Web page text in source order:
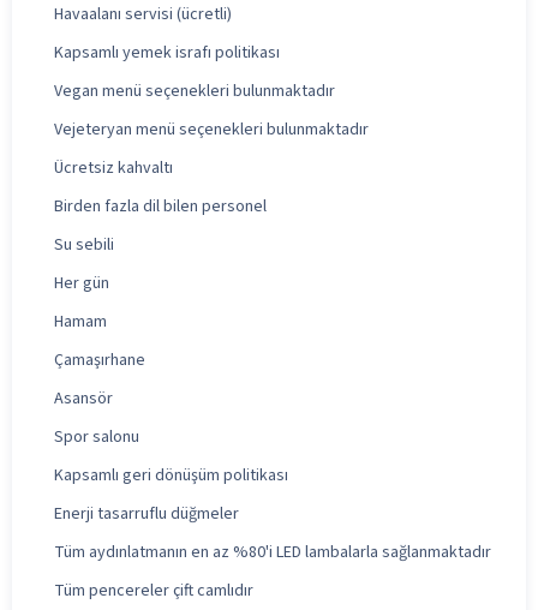
Havaalanı servisi (ücretli)
Kapsamlı yemek israfı politikası
Vegan menü seçenekleri bulunmaktadır
Vejeteryan menü seçenekleri bulunmaktadır
Ücretsiz kahvaltı
Birden fazla dil bilen personel
Su sebili
Her gün
Hamam
Çamaşırhane
Asansör
Spor salonu
Kapsamlı geri dönüşüm politikası
Enerji tasarruflu düğmeler
Tüm aydınlatmanın en az %80'i LED lambalarla sağlanmaktadır
Tüm pencereler çift camlıdır